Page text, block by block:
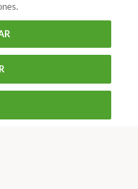
Cordón umbilical:
h y V de 9 a 14 h